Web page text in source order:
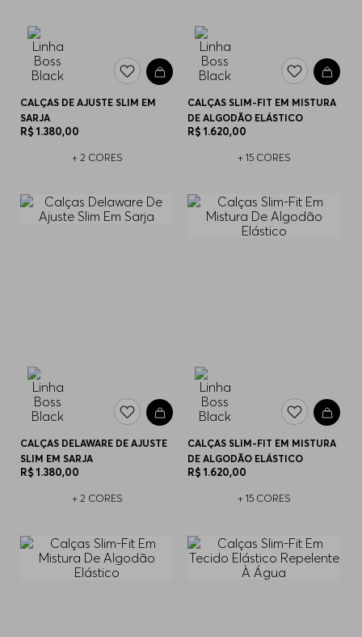
CALÇAS DE AJUSTE SLIM EM
SARJA
R$ 1.380,00
+ 2 CORES
CALÇAS SLIM-FIT EM MISTURA
DE ALGODÃO ELÁSTICO
R$ 1.620,00
+ 15 CORES
CALÇAS DELAWARE DE AJUSTE
SLIM EM SARJA
R$ 1.380,00
+ 2 CORES
CALÇAS SLIM-FIT EM MISTURA
DE ALGODÃO ELÁSTICO
R$ 1.620,00
+ 15 CORES